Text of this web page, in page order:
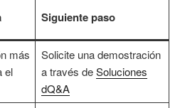
Siguiente paso
más
el
Solicite una demostración
a través deSoluciones
dQ&A